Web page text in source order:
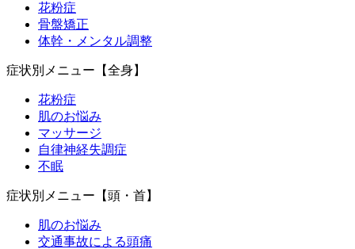
花粉症
骨盤矯正
体幹・メンタル調整
症状別メニュー【全身】
花粉症
肌のお悩み
マッサージ
自律神経失調症
不眠
症状別メニュー【頭・首】
肌のお悩み
交通事故による頭痛